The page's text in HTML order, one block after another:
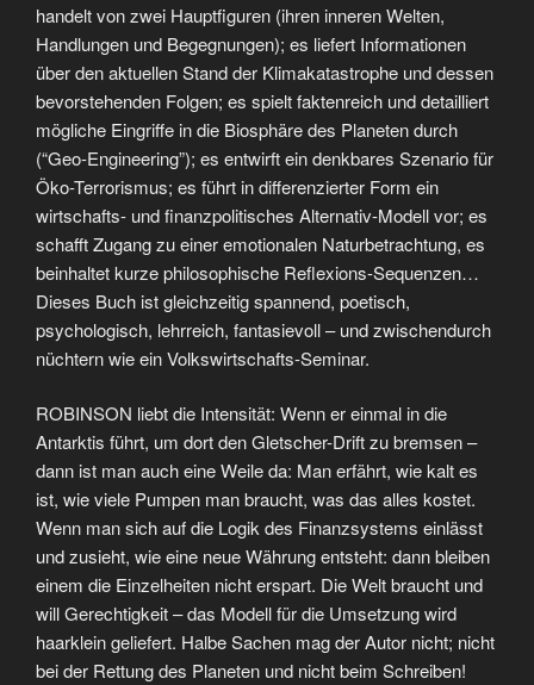
handelt von zwei Hauptfiguren (ihren inneren Welten,
Handlungen und Begegnungen); es liefert Informationen
über den aktuellen Stand der Klimakatastrophe und dessen
bevorstehenden Folgen; es spielt faktenreich und detailliert
mögliche Eingriffe in die Biosphäre des Planeten durch
(“Geo-Engineering”); es entwirft ein denkbares Szenario für
Öko-Terrorismus; es führt in differenzierter Form ein
wirtschafts- und finanzpolitisches Alternativ-Modell vor; es
schafft Zugang zu einer emotionalen Naturbetrachtung, es
beinhaltet kurze philosophische Reflexions-Sequenzen…
Dieses Buch ist gleichzeitig spannend, poetisch,
psychologisch, lehrreich, fantasievoll – und zwischendurch
nüchtern wie ein Volkswirtschafts-Seminar.
ROBINSON liebt die Intensität: Wenn er einmal in die
Antarktis führt, um dort den Gletscher-Drift zu bremsen –
dann ist man auch eine Weile da: Man erfährt, wie kalt es
ist, wie viele Pumpen man braucht, was das alles kostet.
Wenn man sich auf die Logik des Finanzsystems einlässt
und zusieht, wie eine neue Währung entsteht: dann bleiben
einem die Einzelheiten nicht erspart. Die Welt braucht und
will Gerechtigkeit – das Modell für die Umsetzung wird
haarklein geliefert. Halbe Sachen mag der Autor nicht; nicht
bei der Rettung des Planeten und nicht beim Schreiben!